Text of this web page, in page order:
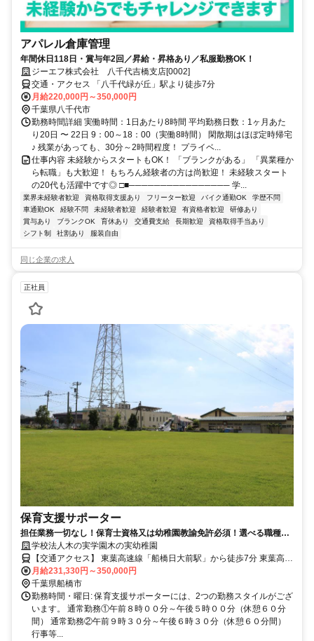
アパレル倉庫管理
年間休日118日・賞与年2回／昇給・昇格あり／私服勤務OK！
ジーエフ株式会社 八千代吉橋支店[0002]
交通・アクセス 「八千代緑が丘」駅より徒歩7分
月給220,000円～350,000円
千葉県八千代市
勤務時間詳細 実働時間：1日あたり8時間 平均勤務日数：1ヶ月あた
り20日 〜 22日 9：00～18：00（実働8時間） 閑散期はほぼ定時帰宅
♪ 残業があっても、30分～2時間程度！ プライベ...
仕事内容 未経験からスタートもOK！ 「ブランクがある」 「異業種か
ら転職」も大歓迎！ もちろん経験者の方は尚歓迎！ 未経験スタート
の20代も活躍中です◎ □■──────────────── 学...
業界未経験者歓迎 資格取得支援あり フリーター歓迎 バイク通勤OK
学歴不問
車通勤OK
経験不問 未経験者歓迎 経験者歓迎 有資格者歓迎
研修あり
賞与あり
ブランクOK 育休あり 交通費支給 長期歓迎
資格取得手当あり
シフト制
社割あり 服装自由
同じ企業の求人
正社員
保育支援サポーター
担任業務一切なし！保育士資格又は幼稚園教諭免許必須！選べる職種！
ライフスタイルに合わせた働き方可能！
学校法人木の実学園木の実幼稚園
【交通アクセス】 東葉高速線「船橋日大前駅」から徒歩7分 東葉高速
線「八千代緑が丘駅」から徒歩15分 アクセス: 東葉高速線「船橋日大
前駅」から徒歩7分
月給231,330円～350,000円
千葉県船橋市
勤務時間・曜日: 保育支援サポーターには、2つの勤務スタイルがござ
います。 通常勤務①午前８時００分～午後５時００分（休憩６０分
間） 通常勤務②午前９時３０分～午後６時３０分（休憩６０分間）
行事等...